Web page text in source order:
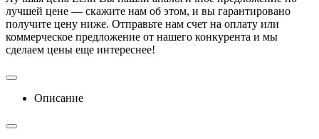
лучшей цене — скажите нам об этом, и вы гарантировано
получите цену ниже. Отправьте нам счет на оплату или
коммерческое предложение от нашего конкурента и мы
сделаем цены еще интереснее!
Описание